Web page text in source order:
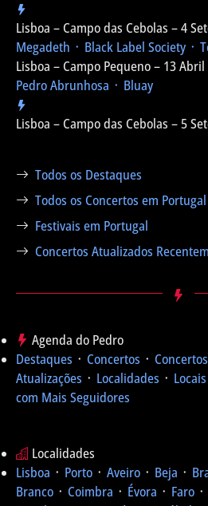
Lisboa – Campo das Cebolas – 4
Megadeth ᛫ Black Label Society ᛫
Lisboa – Campo Pequeno – 13 Abril
Pedro Abrunhosa ᛫ Bluay
Lisboa – Campo das Cebolas – 5
Todos os Destaques
Todos os Concertos em Portugal
Festivais em Portugal
Concertos Atualizados
Agenda do Pedro
Destaques ᛫ Concertos ᛫
Atualizações ᛫ Localidades ᛫ Locais
com Mais Seguidores
Localidades
Lisboa ᛫ Porto ᛫ Aveiro ᛫ Beja ᛫
Branco ᛫ Coimbra ᛫ Évora ᛫ Faro ᛫